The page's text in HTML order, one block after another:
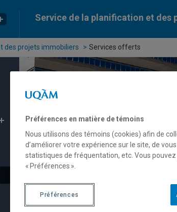
Service de la planification et des
des projets immobiliers Services offerts
Préférences en matière de témoins
Nous utilisons des témoins (cookies) afin de
d’améliorer votre expérience sur le site, de
statistiques de fréquentation, etc. Vous
« Préférences ».
Préférences